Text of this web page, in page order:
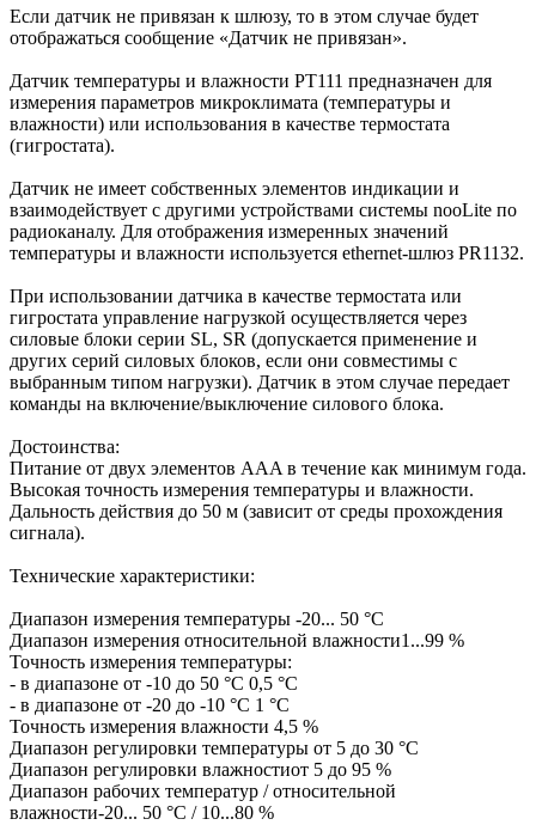
Если датчик не привязан к шлюзу, то в этом случае будет
отображаться сообщение «Датчик не привязан».
Датчик температуры и влажности PT111 предназначен для
измерения параметров микроклимата (температуры и
влажности) или использования в качестве термостата
(гигростата).
Датчик не имеет собственных элементов индикации и
взаимодействует с другими устройствами системы nooLite по
радиоканалу. Для отображения измеренных значений
температуры и влажности используется ethernet-шлюз PR1132.
При использовании датчика в качестве термостата или
гигростата управление нагрузкой осуществляется через
силовые блоки серии SL, SR (допускается применение и
других серий силовых блоков, если они совместимы с
выбранным типом нагрузки). Датчик в этом случае передает
команды на включение/выключение силового блока.
Достоинства:
Питание от двух элементов AAA в течение как минимум года.
Высокая точность измерения температуры и влажности.
Дальность действия до 50 м (зависит от среды прохождения
сигнала).
Технические характеристики:
Диапазон измерения температуры -20... 50 °С
Диапазон измерения относительной влажности1...99 %
Точность измерения температуры:
- в диапазоне от -10 до 50 °С 0,5 °С
- в диапазоне от -20 до -10 °С 1 °С
Точность измерения влажности 4,5 %
Диапазон регулировки температуры от 5 до 30 °C
Диапазон регулировки влажностиот 5 до 95 %
Диапазон рабочих температур / относительной
влажности-20... 50 °С / 10...80 %